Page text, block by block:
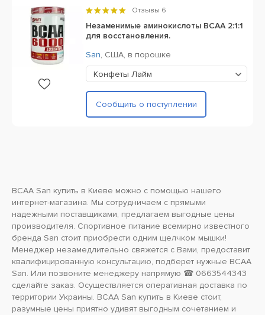
Отзывы 6
Незаменимые аминокислоты BCAA 2:1:1
для восстановления.
San, США, в порошке
Конфеты Лайм
Сообщить о поступлении
BCAA San купить в Киеве можно с помощью нашего
интернет-магазина. Мы сотрудничаем с прямыми
надежными поставщиками, предлагаем выгодные цены
производителя. Спортивное питание всемирно известного
бренда San стоит приобрести одним щелчком мышки!
Менеджер незамедлительно свяжется с Вами, предоставит
квалифицированную консультацию, подберет нужные BCAA
San. Или позвоните менеджеру напрямую ☎ 0663544343
сделайте заказ. Осуществляется оперативная доставка по
территории Украины. BCAA San купить в Киеве стоит,
разумные цены приятно удивят выгодным сочетанием и